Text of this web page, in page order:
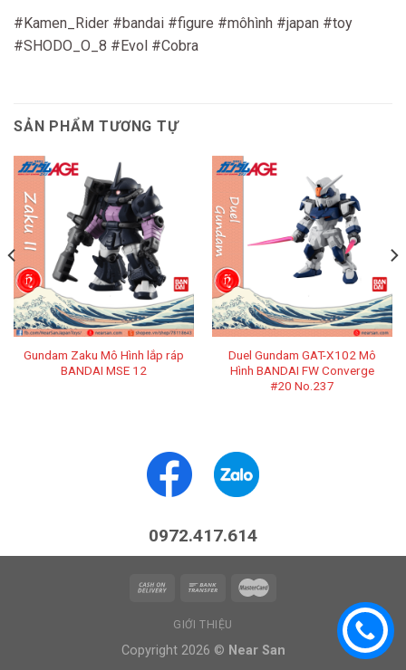
#Kamen_Rider #bandai #figure #môhình #japan #toy
#SHODO_O_8 #Evol #Cobra
SẢN PHẨM TƯƠNG TỰ
Gundam Zaku Mô Hình lắp ráp
BANDAI MSE 12
Duel Gundam GAT-X102 Mô
Hình BANDAI FW Converge
#20 No.237
0972.417.614
GIỚI THIỆU
Copyright 2026 © Near San